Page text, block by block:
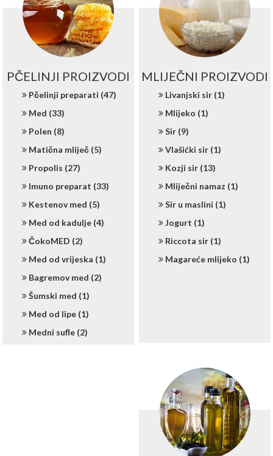
PČELINJI PROIZVODI
Pčelinji preparati (47)
Med (33)
Polen (8)
Matična mliječ (5)
Propolis (27)
Imuno preparat (33)
Kestenov med (5)
Med od kadulje (4)
ČokoMED (2)
Med od vrijeska (1)
Bagremov med (2)
Šumski med (1)
Med od lipe (1)
Medni sufle (2)
MLIJEČNI PROIZVODI
Livanjski sir (1)
Mlijeko (1)
Sir (9)
Vlašićki sir (1)
Kozji sir (13)
Mliječni namaz (1)
Sir u maslini (1)
Jogurt (1)
Riccota sir (1)
Magareće mlijeko (1)